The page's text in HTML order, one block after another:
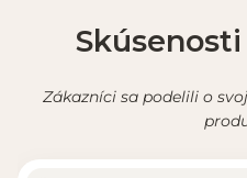
Zákazníci sa podelili o